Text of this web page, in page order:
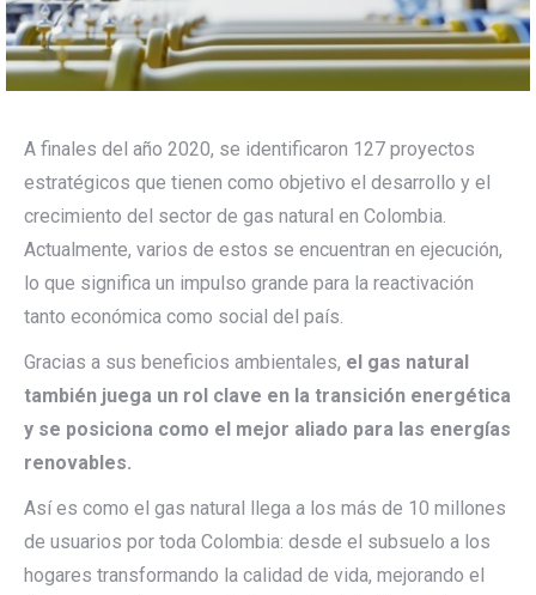
A finales del año 2020, se identificaron 127 proyectos
estratégicos que tienen como objetivo el desarrollo y el
crecimiento del sector de gas natural en Colombia.
Actualmente, varios de estos se encuentran en ejecución,
lo que significa un impulso grande para la reactivación
tanto económica como social del país.
Gracias a sus beneficios ambientales, el gas natural
también juega un rol clave en la transición energética
y se posiciona como el mejor aliado para las energías
renovables.
Así es como el gas natural llega a los más de 10 millones
de usuarios por toda Colombia: desde el subsuelo a los
hogares transformando la calidad de vida, mejorando el